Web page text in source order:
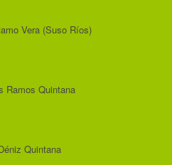
Vera (Suso Ríos)
Ramos Quintana
Quintana